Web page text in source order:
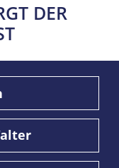
DER